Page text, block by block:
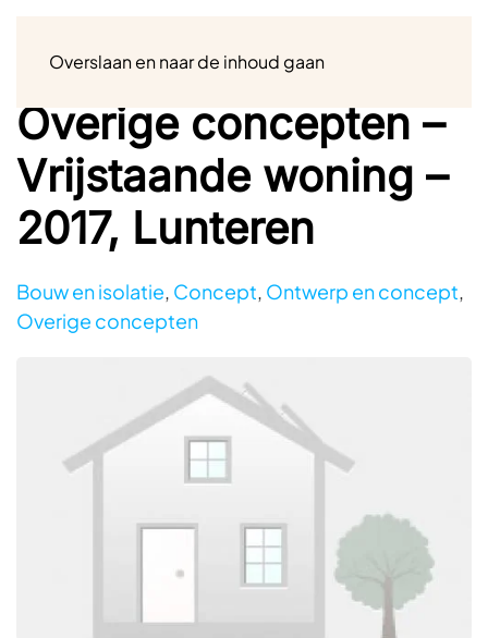
Overslaan en naar de inhoud gaan
Overige concepten –
Vrijstaande woning –
2017, Lunteren
Bouw en isolatie, Concept, Ontwerp en concept,
Overige concepten